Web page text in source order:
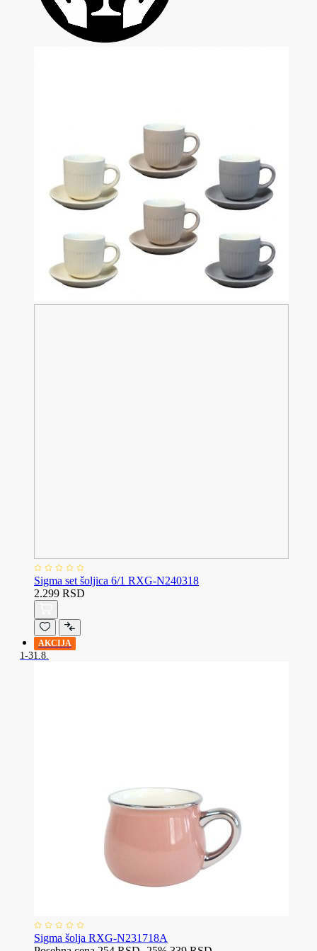
Sigma set šoljica 6/1 RXG-N240318
2.299 RSD
AKCIJA
1-31.8.
Sigma šolja RXG-N231718A